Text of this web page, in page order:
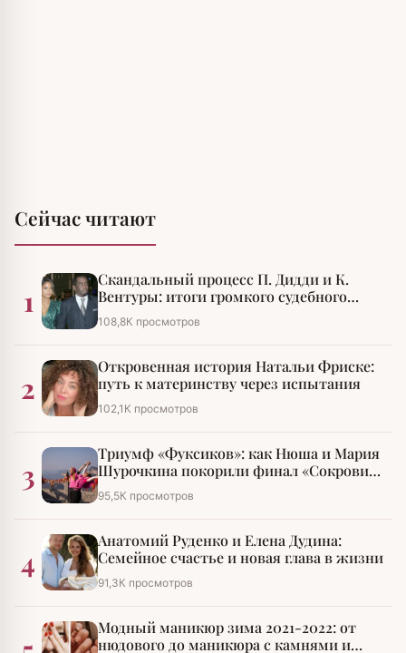
Сейчас читают
1
Скандальный процесс П. Дидди и К.
Вентуры: итоги громкого судебного
разбирательства
108,8К просмотров
2
Откровенная история Натальи Фриске:
путь к материнству через испытания
102,1К просмотров
3
Триумф «Фуксиков»: как Нюша и Мария
Шурочкина покорили финал «Сокровищ
императора»
95,5К просмотров
4
Анатомий Руденко и Елена Дудина:
Семейное счастье и новая глава в жизни
91,3К просмотров
Модный маникюр зима 2021-2022: от
нюдового до маникюра с камнями и